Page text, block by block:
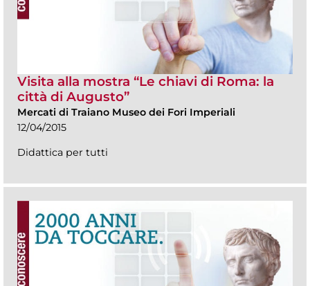
Visita alla mostra “Le chiavi di Roma: la
città di Augusto”
Mercati di Traiano Museo dei Fori Imperiali
12/04/2015
Didattica per tutti